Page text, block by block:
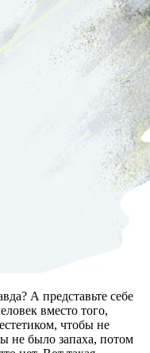
А представьте себе
вместо того,
чтобы не
не было запаха, потом